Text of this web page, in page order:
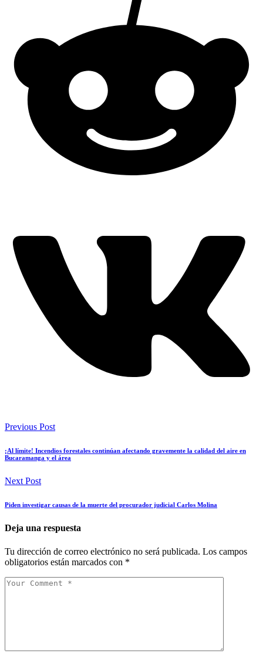
Previous Post
¡Al límite! Incendios forestales continúan afectando gravemente la calidad del aire en
Bucaramanga y el área
Next Post
Piden investigar causas de la muerte del procurador judicial Carlos Molina
Deja una respuesta
Tu dirección de correo electrónico no será publicada. Los campos
obligatorios están marcados con *